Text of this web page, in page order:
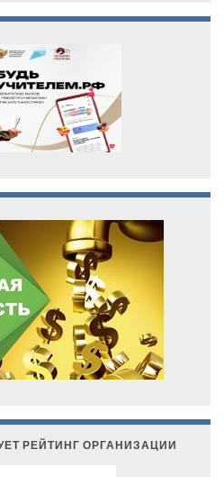
РЕЙТИНГ ОРГАНИЗАЦИИ